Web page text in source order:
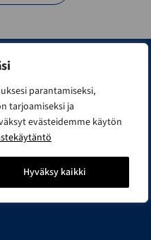
parantamiseksi,
tarjoamiseksi ja
evästeidemme käytön
Hyväksy kaikki
Liity Smartian
kiinnostuksesi
avuksi.